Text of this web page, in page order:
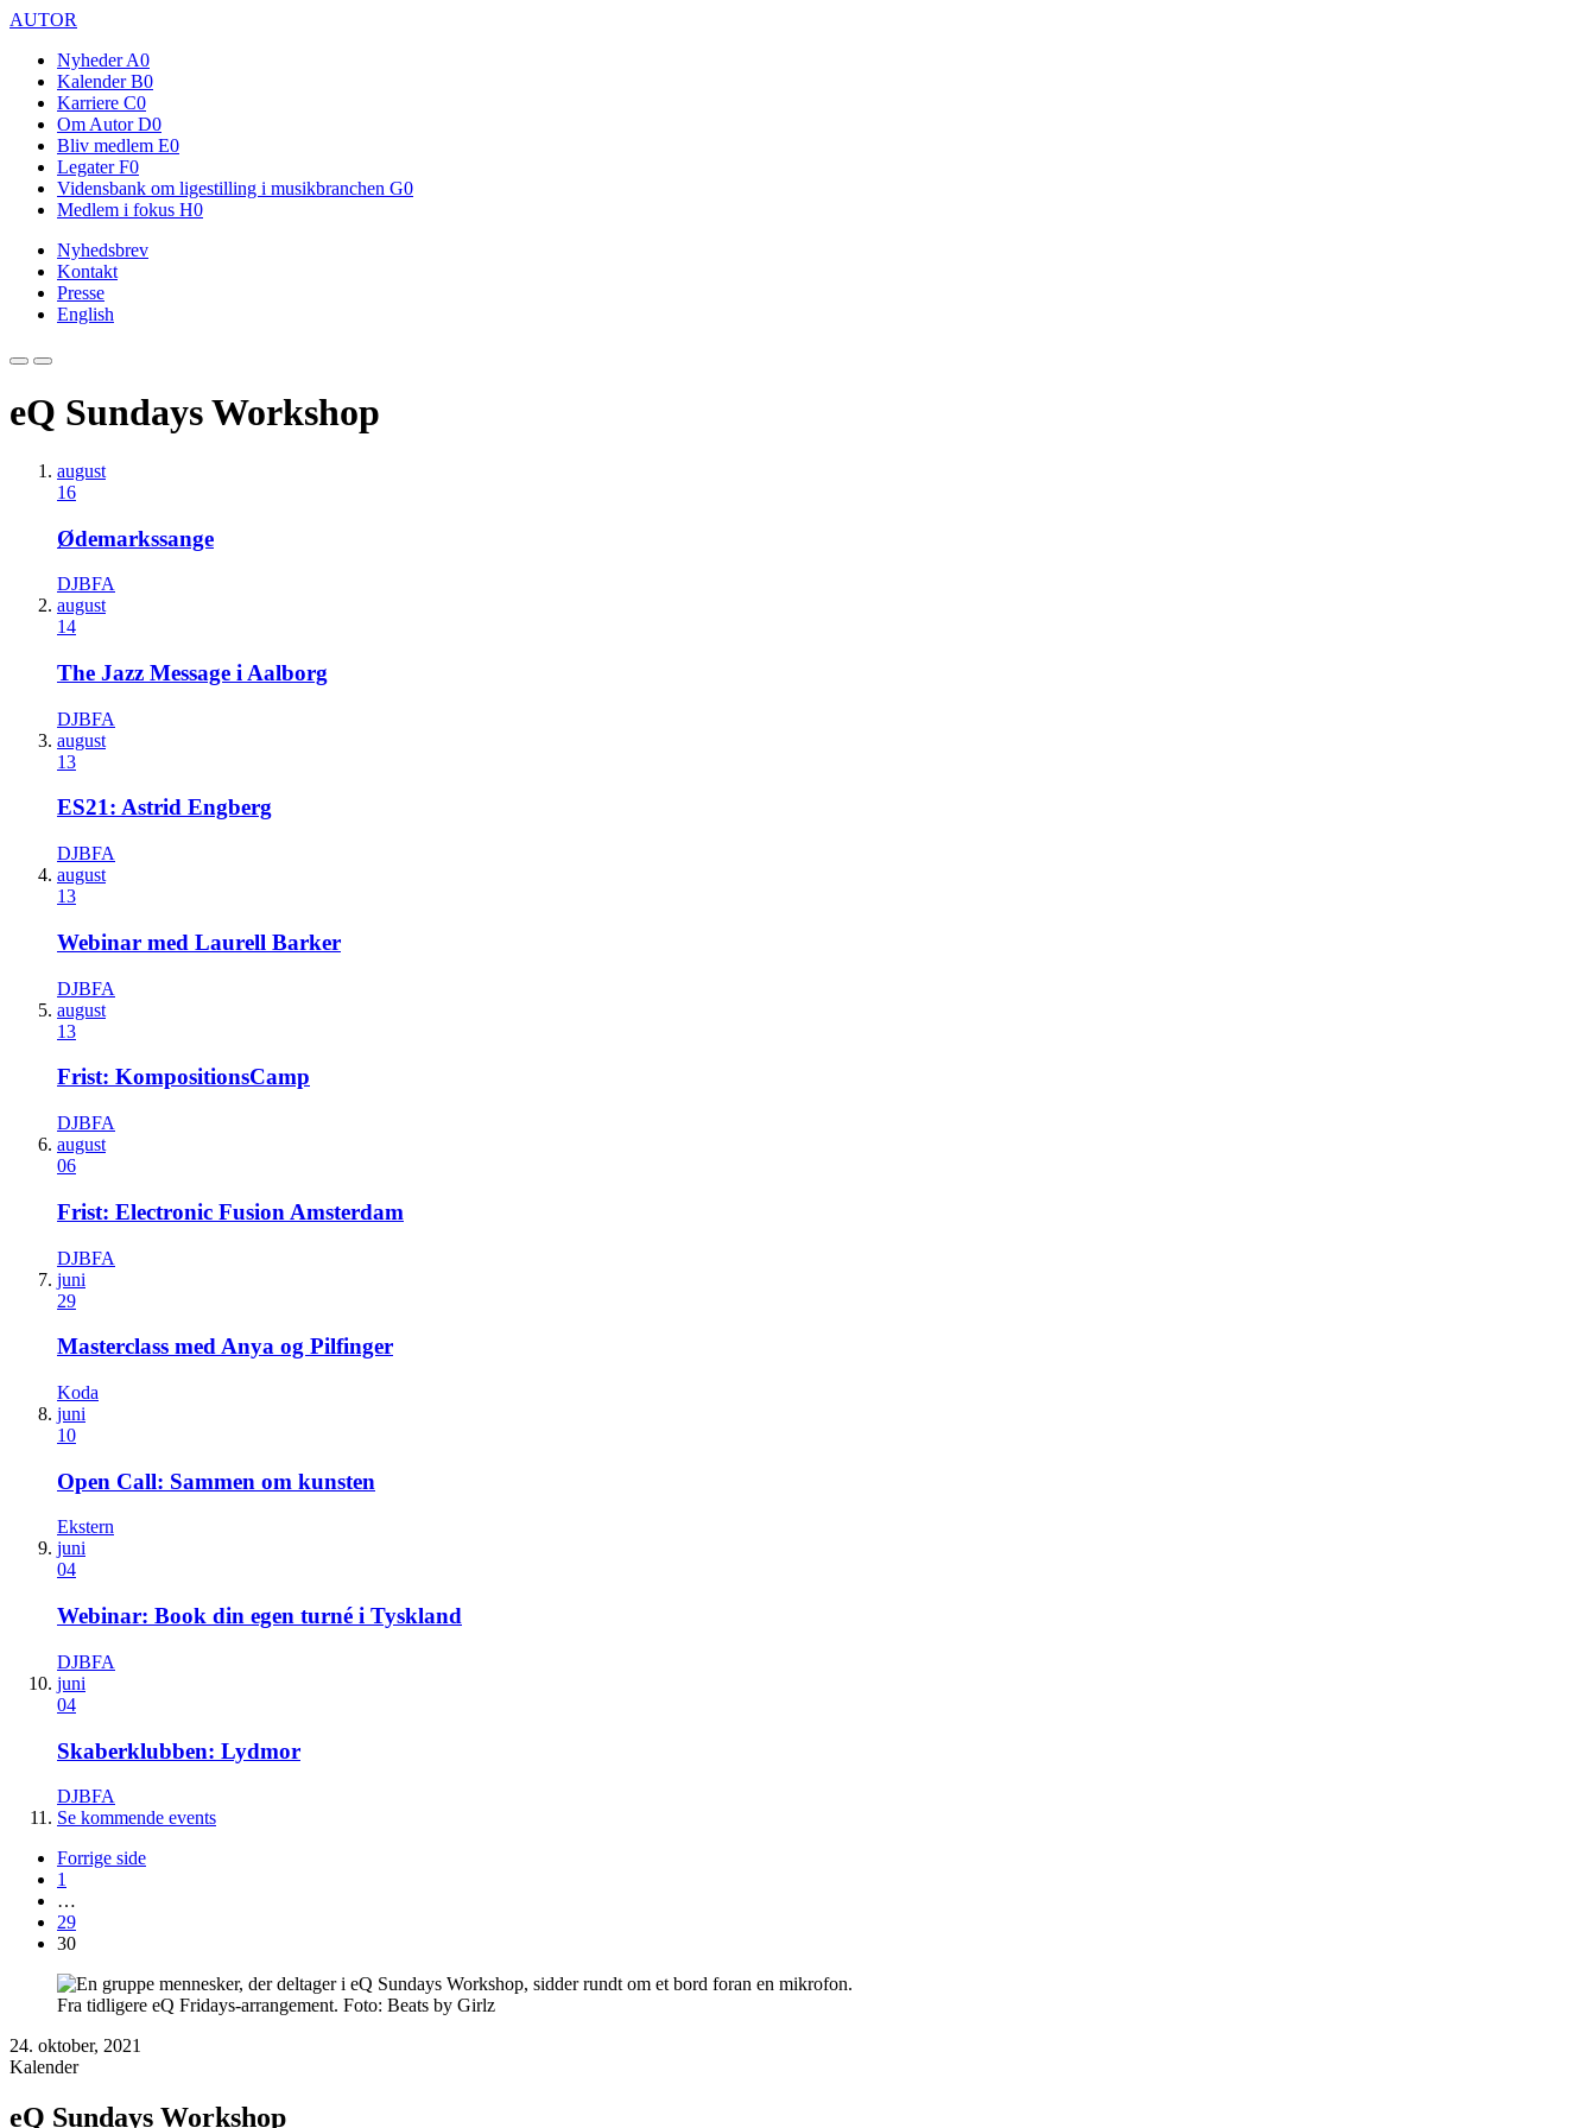
AUTOR
Nyheder A0
Kalender B0
Karriere C0
Om Autor D0
Bliv medlem E0
Legater F0
Vidensbank om ligestilling i musikbranchen G0
Medlem i fokus H0
Nyhedsbrev
Kontakt
Presse
English
eQ Sundays Workshop
august
16
Ødemarkssange
DJBFA
august
14
The Jazz Message i Aalborg
DJBFA
august
13
ES21: Astrid Engberg
DJBFA
august
13
Webinar med Laurell Barker
DJBFA
august
13
Frist: KompositionsCamp
DJBFA
august
06
Frist: Electronic Fusion Amsterdam
DJBFA
juni
29
Masterclass med Anya og Pilfinger
Koda
juni
10
Open Call: Sammen om kunsten
Ekstern
juni
04
Webinar: Book din egen turné i Tyskland
DJBFA
juni
04
Skaberklubben: Lydmor
DJBFA
Se kommende events
Forrige side
1
…
29
30
Fra tidligere eQ Fridays-arrangement. Foto: Beats by Girlz
24. oktober, 2021
Kalender
eQ Sundays Workshop